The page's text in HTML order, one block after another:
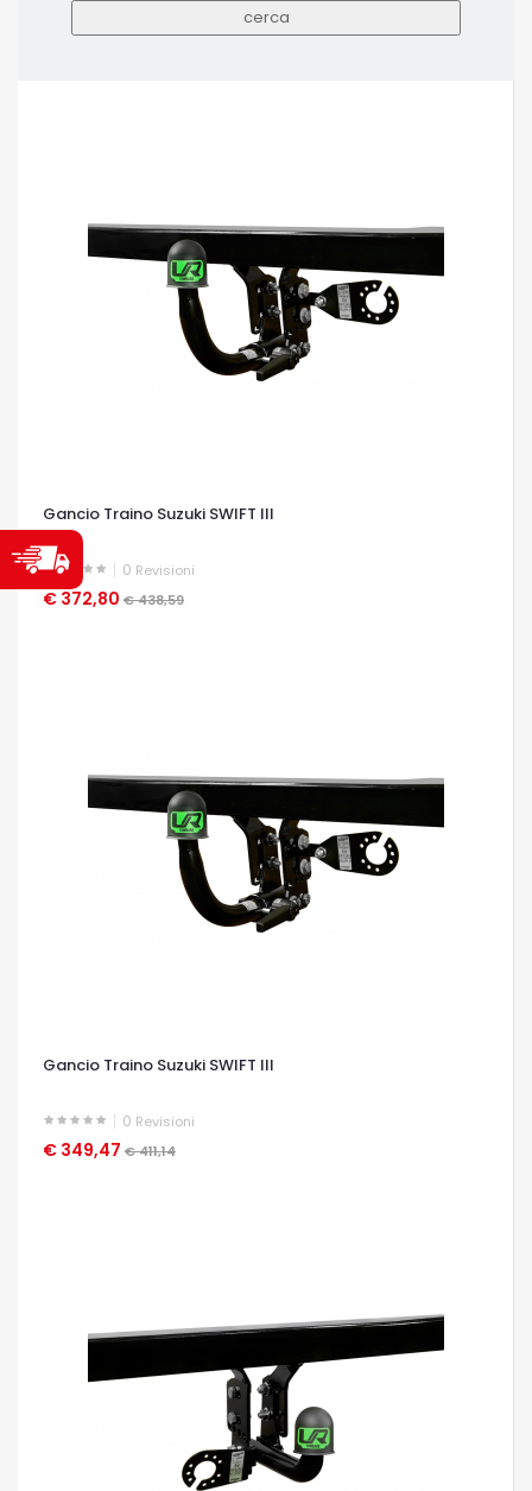
Gancio Traino Suzuki SWIFT III
0 Revisioni
€ 372,80 € 438,59
OCCHIATA VELOCE
Gancio Traino Suzuki SWIFT III
0 Revisioni
€ 349,47 € 411,14
OCCHIATA VELOCE